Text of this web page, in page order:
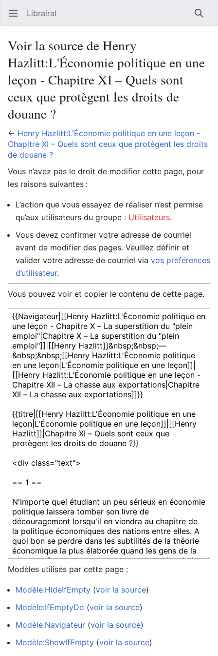
Ouvrir le menu principal Librairal
Voir la source de Henry
Hazlitt:L'Économie politique en une
leçon - Chapitre XI – Quels sont
ceux que protègent les droits de
douane ?
← Henry Hazlitt:L'Économie politique en une leçon -
Chapitre XI – Quels sont ceux que protègent les droits
de douane ?
Vous n’avez pas le droit de modifier cette page, pour
les raisons suivantes :
L’action que vous essayez de réaliser n’est permise
qu’aux utilisateurs du groupe : Utilisateurs.
Vous devez confirmer votre adresse de courriel
avant de modifier des pages. Veuillez définir et
valider votre adresse de courriel via vos préférences
d’utilisateur.
Vous pouvez voir et copier le contenu de cette page.
Modèles utilisés par cette page :
Modèle:HideIfEmpty (voir la source)
Modèle:IfEmptyDo (voir la source)
Modèle:Navigateur (voir la source)
Modèle:ShowIfEmpty (voir la source)